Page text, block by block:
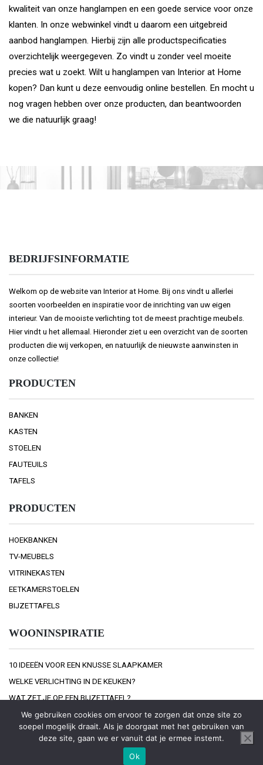
kwaliteit van onze hanglampen en een goede service voor onze
klanten. In onze webwinkel vindt u daarom een uitgebreid
aanbod hanglampen. Hierbij zijn alle productspecificaties
overzichtelijk weergegeven. Zo vindt u zonder veel moeite
precies wat u zoekt. Wilt u hanglampen van Interior at Home
kopen? Dan kunt u deze eenvoudig online bestellen. En mocht u
nog vragen hebben over onze producten, dan beantwoorden
we die natuurlijk graag!
BEDRIJFSINFORMATIE
Welkom op de website van Interior at Home. Bij ons vindt u allerlei
soorten voorbeelden en inspiratie voor de inrichting van uw eigen
interieur. Van de mooiste verlichting tot de meest prachtige meubels.
Hier vindt u het allemaal. Hieronder ziet u een overzicht van de soorten
producten die wij verkopen, en natuurlijk de nieuwste aanwinsten in
onze collectie!
PRODUCTEN
BANKEN
KASTEN
STOELEN
FAUTEUILS
TAFELS
PRODUCTEN
HOEKBANKEN
TV-MEUBELS
VITRINEKASTEN
EETKAMERSTOELEN
BIJZETTAFELS
WOONINSPIRATIE
10 IDEEËN VOOR EEN KNUSSE SLAAPKAMER
WELKE VERLICHTING IN DE KEUKEN?
WAT ZET JE OP EEN BIJZETTAFEL?
Interior at Home
We gebruiken cookies om ervoor te zorgen dat onze site zo
soepel mogelijk draait. Als je doorgaat met het gebruiken van
deze site, gaan we er vanuit dat je ermee instemt.
Ok